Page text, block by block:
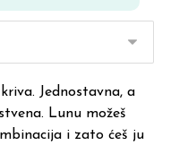
Jednostavna, a
Lunu možeš
i zato ćeš ju